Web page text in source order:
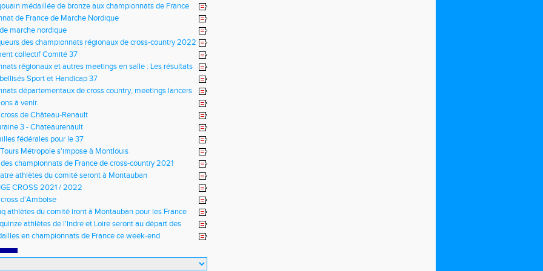
médaillée de bronze aux championnats de France
de France de Marche Nordique
marche nordique
des championnats régionaux de cross-country 2022
collectif Comité 37
régionaux et autres meetings en salle : Les résultats
Sport et Handicap 37
départementaux de cross country, meetings lancers
en salle
à venir.
de Château-Renault
3 - Chateaurenault
fédérales pour le 37
Tours Métropole s'impose à Montlouis
championnats de France de cross-country 2021
athlètes du comité seront à Montauban
CROSS 2021 / 2022
d'Amboise
athlètes du comité iront à Montauban pour les France
athlètes de l'Indre et Loire seront au départ des
de cross-country 2021
en championnats de France ce week-end